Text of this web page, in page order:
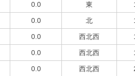
0.0 東
0.0 北
0.0 西北西
0.0 西北西
0.0 西北西